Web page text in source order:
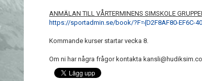
ANMÄLAN TILL VÅRTERMINENS SIMSKOLE
https://sportadmin.se/book/?F={D2F8AF80-EF6C-
Kommande kurser startar vecka 8.
Om ni har några frågor kontakta